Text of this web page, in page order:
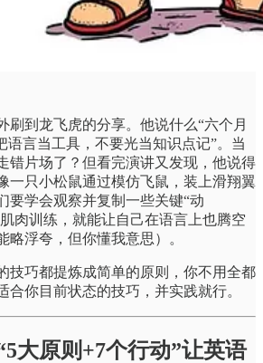
刷到龙飞虎的分享。他说什么“六个月
语言当工具，不要光当知识点记”。当
错片场了？但看完演讲又发现，他说得
只小松鼠通过模仿飞鼠，装上滑翔翼
要学会观察并复制一些关键“动
肉训练，就能让自己在语言上也腾空
略浮夸，但你懂我意思）。
技巧都提炼成简单的原则，你不用全都
合你目前状态的技巧，并实践就行。
大原则+7个行动”让英语